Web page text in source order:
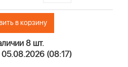
в корзину
8 шт.
(08:17)